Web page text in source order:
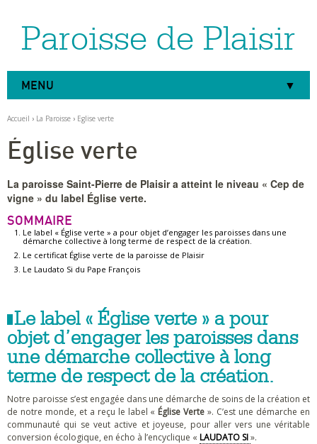
Outils
personnels
Paroisse de Plaisir
MENU
Accueil › La Paroisse › Eglise verte
Église verte
La paroisse Saint-Pierre de Plaisir a atteint le niveau « Cep de
vigne » du label Église verte.
SOMMAIRE
Le label « Église verte » a pour objet d’engager les paroisses dans une
démarche collective à long terme de respect de la création.
Le certificat Église verte de la paroisse de Plaisir
Le Laudato Si du Pape François
Le label « Église verte » a pour
objet d’engager les paroisses dans
une démarche collective à long
terme de respect de la création.
Notre paroisse s’est engagée dans une démarche de soins de la création et
de notre monde, et a reçu le label « Église Verte ». C’est une démarche en
communauté qui se veut active et joyeuse, pour aller vers une véritable
conversion écologique, en écho à l’encyclique « LAUDATO SI».